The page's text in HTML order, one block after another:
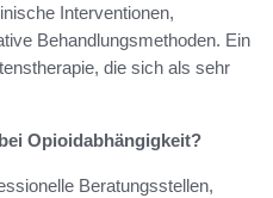
Interventionen,
Behandlungsmethoden. Ein
die sich als sehr
Opioidabhängigkeit?
Beratungsstellen,